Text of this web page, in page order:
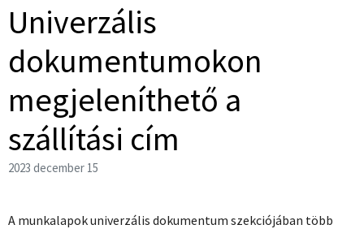
Univerzális
dokumentumokon
megjeleníthető a
szállítási cím
2023 december 15
A munkalapok univerzális dokumentum szekciójában több